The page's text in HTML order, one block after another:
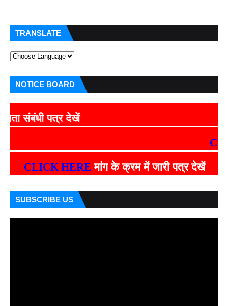
TRANSLATE
NOTICE BOARD
संबंधी पत्र देखें
CLICK
CLICK HEREमांग के क्रम में जारी पत्र देखें
SUBSCRIBE US